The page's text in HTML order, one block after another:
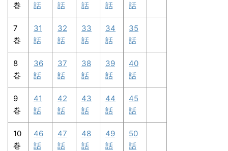
巻
話
話
話
話
話
7
巻
31
話
32
話
33
話
34
話
35
話
8
巻
36
話
37
話
38
話
39
話
40
話
9
巻
41
話
42
話
43
話
44
話
45
話
10
巻
46
話
47
話
48
話
49
話
50
話